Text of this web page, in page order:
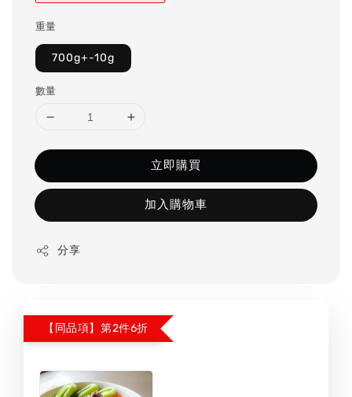
重量
700g+-10g
數量
立即購買
加入購物車
分享
【同品項】第2件6折